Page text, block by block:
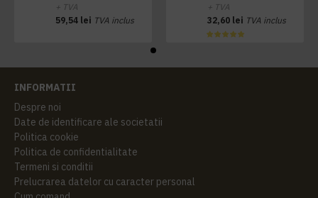
+ TVA
59,54 lei TVA inclus
+ TVA
32,60 lei TVA inclus
INFORMATII
Despre noi
Date de identificare ale societatii
Politica cookie
Politica de confidentialitate
Termeni si conditii
Prelucrarea datelor cu caracter personal